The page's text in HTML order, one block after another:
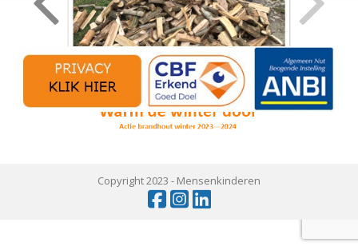
Copyright 2023 - Mensenkinderen